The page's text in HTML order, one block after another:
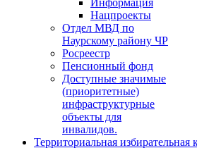
Информация
Нацпроекты
Отдел МВД по
Наурскому району ЧР
Росреестр
Пенсионный фонд
Доступные значимые
(приоритетные)
инфраструктурные
объекты для
инвалидов.
Территориальная избирательная